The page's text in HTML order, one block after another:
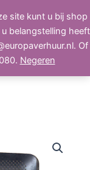
site kunt u bij shop
belangstelling heeft
Of
Negeren